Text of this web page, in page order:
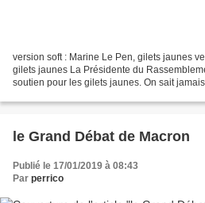
version soft : Marine Le Pen, gilets jaunes
gilets jaunes La Présidente du
soutien pour les gilets jaunes. On sait
le Grand Débat de Macron
Publié le 17/01/2019 à 08:43
Par perrico